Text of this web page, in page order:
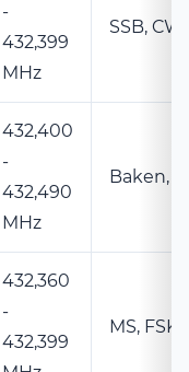
-
432,399
MHz
SSB,
432,400
-
432,490
MHz
Baken,
432,360
-
432,399
MS,